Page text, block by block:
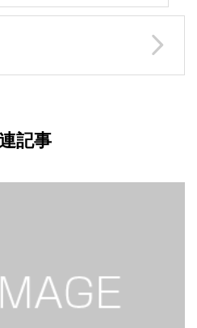
記事